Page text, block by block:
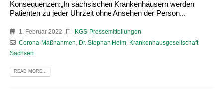
Konsequenzen:„In sächsischen Krankenhäusern werden
Patienten zu jeder Uhrzeit ohne Ansehen der Person...
1. Februar 2022
KGS-Pressemitteilungen
Corona-Maßnahmen
Dr. Stephan Helm,
Krankenhausgesellschaft
Sachsen
READ MORE...